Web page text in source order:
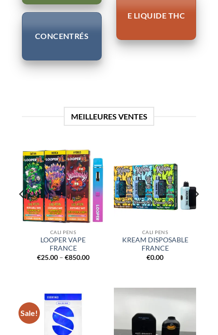
CONCENTRÉS
E LIQUIDE THC
MEILLEURES VENTES
CALI PENS
LOOPER VAPE
FRANCE
€25.00 – €850.00Price
CALI PENS
KREAM DISPOSABLE
FRANCE
€0.00
Sale!